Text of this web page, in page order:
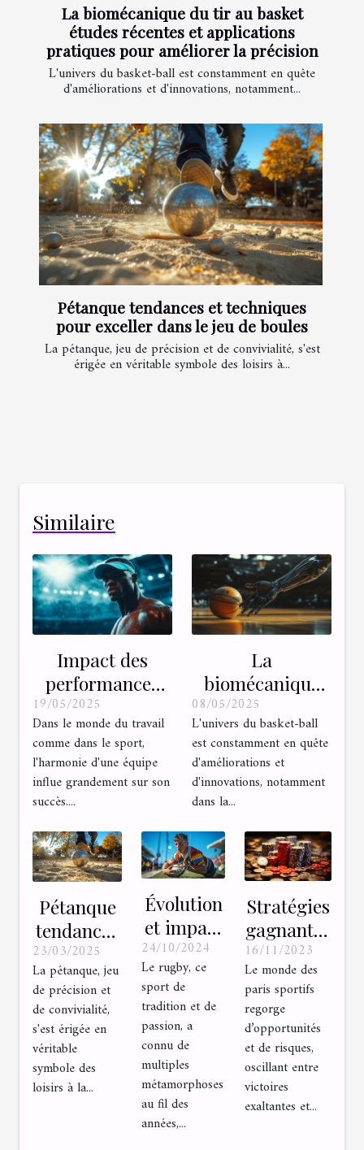
La biomécanique du tir au basket
études récentes et applications
pratiques pour améliorer la précision
L'univers du basket-ball est constamment en quête
d'améliorations et d'innovations, notamment...
Pétanque tendances et techniques
pour exceller dans le jeu de boules
La pétanque, jeu de précision et de convivialité, s'est
érigée en véritable symbole des loisirs à...
Similaire
Impact des
performances
individuelles sur
le succès d'une
équipe
19/05/2025
Dans le monde du travail
comme dans le sport,
l'harmonie d'une équipe
influe grandement sur son
succès....
La
biomécanique
du tir au basket
études récentes
et applications
pratiques pour
améliorer la
08/05/2025
L'univers du basket-ball
est constamment en quête
d'améliorations et
d'innovations, notamment
dans la...
Pétanque
tendances
et
techniques
pour
exceller
dans le jeu
de boules
23/03/2025
La pétanque, jeu
de précision et
de convivialité,
s'est érigée en
véritable
symbole des
loisirs à la...
Évolution
et impact
des règles
modifiées
dans le
rugby
moderne
24/10/2024
Le rugby, ce
sport de
tradition et de
passion, a
connu de
multiples
métamorphoses
au fil des
années,...
Stratégies
gagnantes
pour les
paris
simples
dans les
sports
populaires
16/11/2023
Le monde des
paris sportifs
regorge
d’opportunités
et de risques,
oscillant entre
victoires
exaltantes et...